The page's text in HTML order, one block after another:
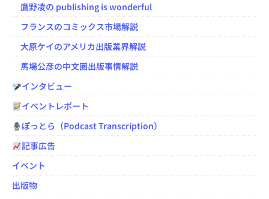
鷹野凌の publishing is wonderful
フランスのコミックス市場解説
大原ケイのアメリカ出版業界解説
馬場公彦の中文圏出版事情解説
インタビュー
イベントレポート
ぽっとら（Podcast Transcription）
記事広告
イベント
出版物